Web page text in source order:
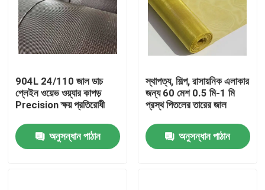
904L 24/110 জাল ডাচ
প্লেইন ওয়েভ ওয়্যার কাপড়
Precision ক্ষয় প্রতিরোধী
অনুসন্ধান পাঠান
স্থাপত্য, শিল্প, রাসায়নিক এলাকার
জন্য 60 মেশ 0.5 মি-1 মি
প্রস্থ পিতলের তারের জাল
অনুসন্ধান পাঠান